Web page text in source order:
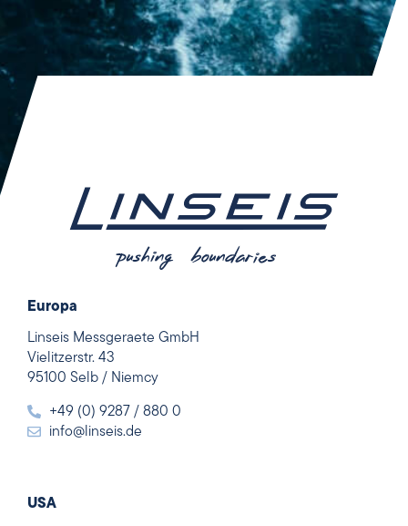
Europa
Linseis Messgeraete GmbH
Vielitzerstr. 43
95100 Selb / Niemcy
+49 (0) 9287 / 880 0
info@linseis.de
USA